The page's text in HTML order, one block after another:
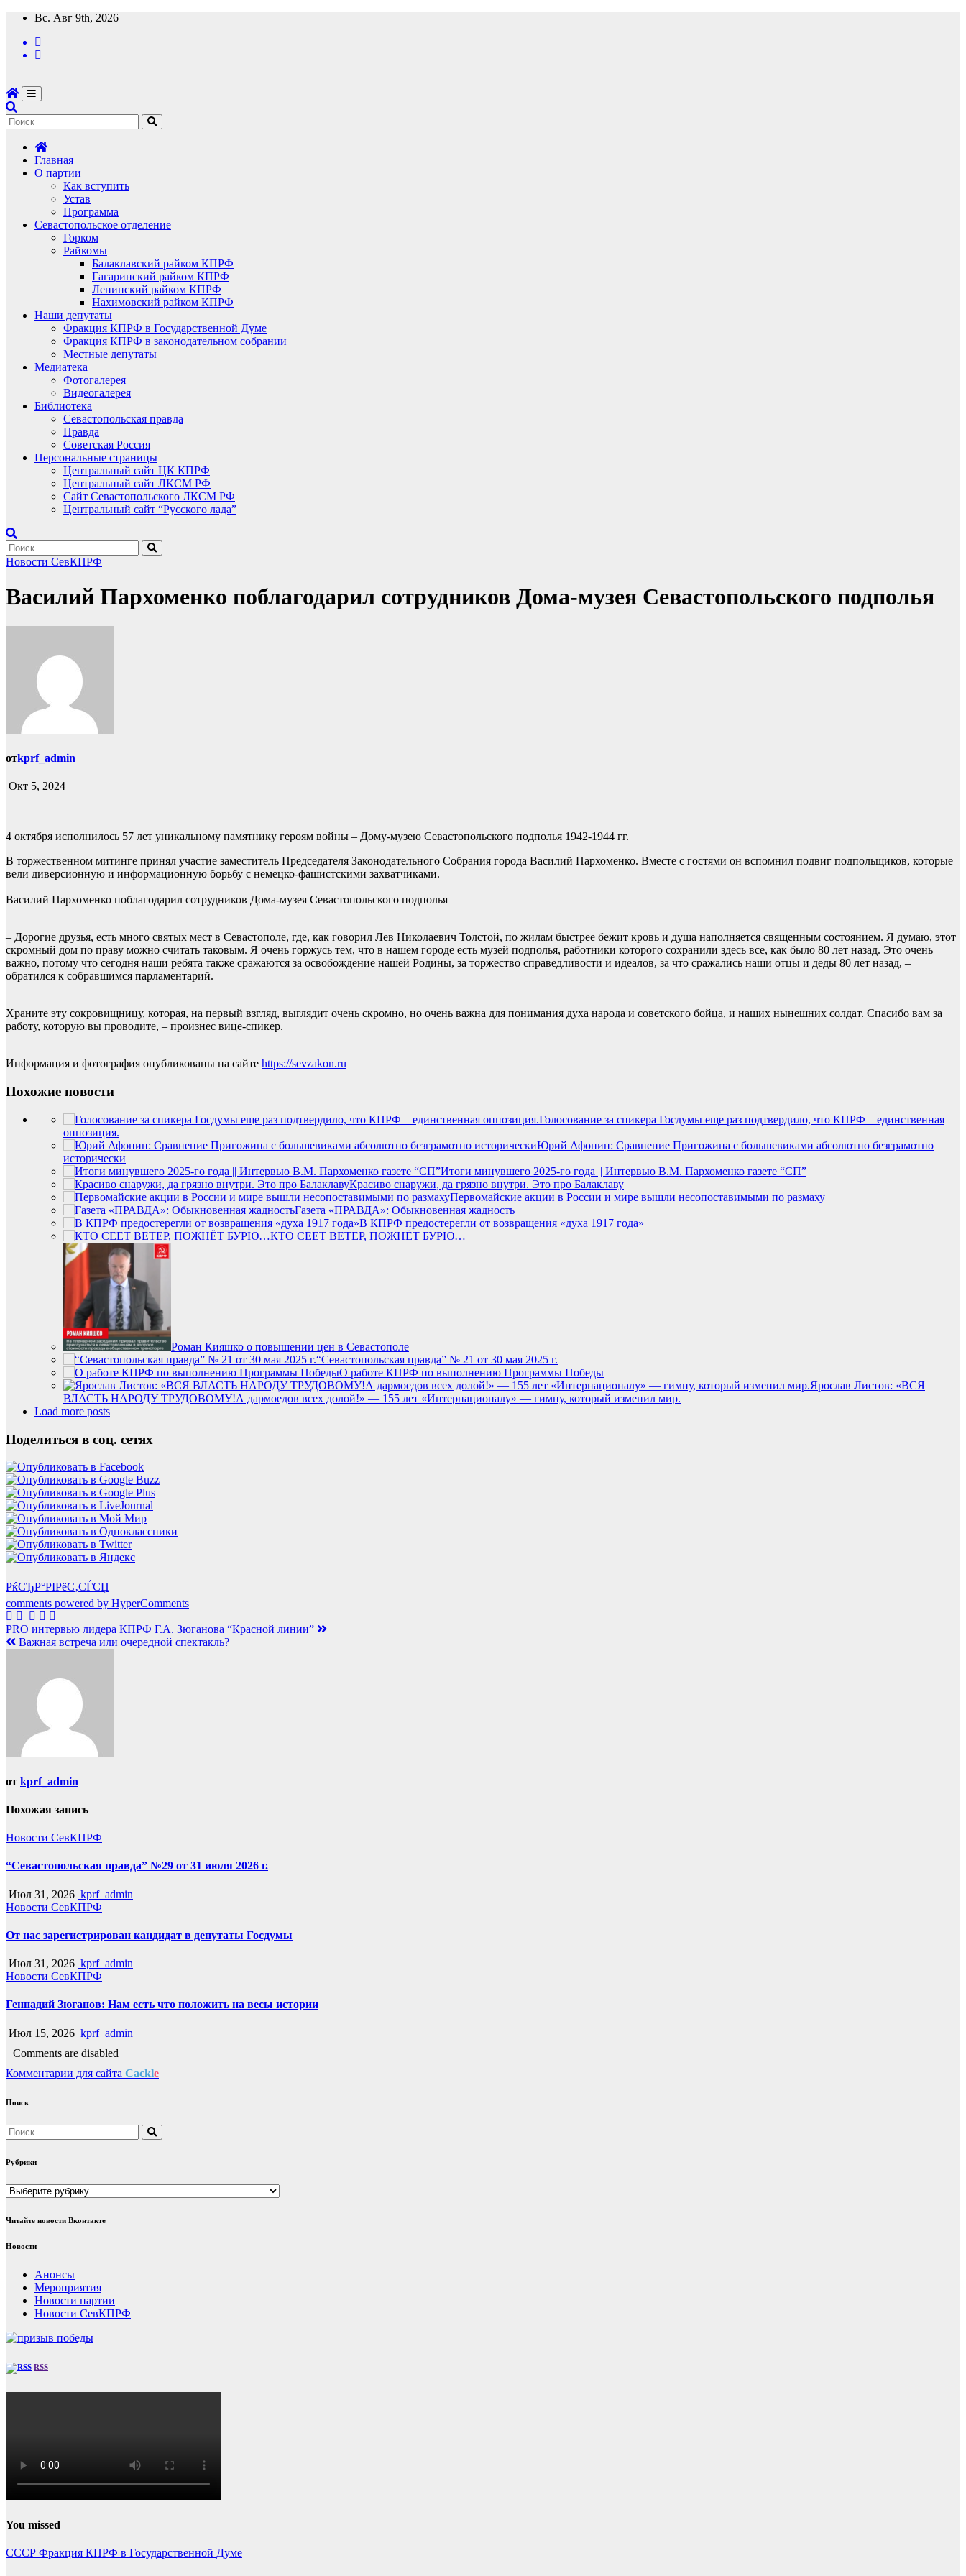
Перейти
содержимому
Вс. Авг 9th, 2026
Главная
О партии
Как вступить
Устав
Программа
Севастопольское отделение
Горком
Райкомы
Балаклавский райком КПРФ
Гагаринский райком КПРФ
Ленинский райком КПРФ
Нахимовский райком КПРФ
Наши депутаты
Фракция КПРФ в Государственной Думе
Фракция КПРФ в законодательном собрании
Местные депутаты
Медиатека
Фотогалерея
Видеогалерея
Библиотека
Севастопольская правда
Правда
Советская Россия
Персональные страницы
Центральный сайт ЦК КПРФ
Центральный сайт ЛКСМ РФ
Сайт Севастопольского ЛКСМ РФ
Центральный сайт “Русского лада”
Новости СевКПРФ
Василий Пархоменко поблагодарил сотрудников Дома-музея Севастопольского подполья
отkprf_admin
Окт 5, 2024
4 октября исполнилось 57 лет уникальному памятнику героям войны – Дому-музею Севастопольского подполья 1942-1944 гг.
В торжественном митинге принял участие заместитель Председателя Законодательного Собрания города Василий Пархоменко. Вместе с гостями он вспомнил подвиг подпольщиков, которые
вели диверсионную и информационную борьбу с немецко-фашистскими захватчиками.
Василий Пархоменко поблагодарил сотрудников Дома-музея Севастопольского подполья
– Дорогие друзья, есть много святых мест в Севастополе, где, как говорил Лев Николаевич Толстой, по жилам быстрее бежит кровь и душа наполняется священным состоянием. Я думаю, этот
скромный дом по праву можно считать таковым. Я очень горжусь тем, что в нашем городе есть музей подполья, работники которого сохранили здесь все, как было 80 лет назад. Это очень
важно, потому что сегодня наши ребята также сражаются за освобождение нашей Родины, за торжество справедливости и идеалов, за что сражались наши отцы и деды 80 лет назад, –
обратился к собравшимся парламентарий.
Храните эту сокровищницу, которая, на первый взгляд, выглядит очень скромно, но очень важна для понимания духа народа и советского бойца, и наших нынешних солдат. Спасибо вам за
работу, которую вы проводите, – произнес вице-спикер.
Информация и фотография опубликованы на сайте https://sevzakon.ru
Похожие новости
Голосование за спикера Госдумы еще раз подтвердило, что КПРФ – единственная
оппозиция.
Юрий Афонин: Сравнение Пригожина с большевиками абсолютно безграмотно
исторически
Итоги минувшего 2025-го года || Интервью В.М. Пархоменко газете “СП”
Красиво снаружи, да грязно внутри. Это про Балаклаву
Первомайские акции в России и мире вышли несопоставимыми по размаху
Газета «ПРАВДА»: Обыкновенная жадность
В КПРФ предостерегли от возвращения «духа 1917 года»
КТО СЕЕТ ВЕТЕР, ПОЖНЁТ БУРЮ…
Роман Кияшко о повышении цен в Севастополе
“Севастопольская правда” № 21 от 30 мая 2025 г.
О работе КПРФ по выполнению Программы Победы
Ярослав Листов: «ВСЯ
ВЛАСТЬ НАРОДУ ТРУДОВОМУ!А дармоедов всех долой!» — 155 лет «Интернационалу» — гимну, который изменил мир.
Load more posts
Поделиться в соц. сетях
РќСЂР°РІРёС‚СЃСЏ
comments powered by HyperComments
Навигация
по
PRO интервью лидера КПРФ Г.А. Зюганова “Красной линии”
Важная встреча или очередной спектакль?
от kprf_admin
Похожая запись
Новости СевКПРФ
“Севастопольская правда” №29 от 31 июля 2026 г.
Июл 31, 2026 kprf_admin
Новости СевКПРФ
От нас зарегистрирован кандидат в депутаты Госдумы
Июл 31, 2026 kprf_admin
Новости СевКПРФ
Геннадий Зюганов: Нам есть что положить на весы истории
Июл 15, 2026 kprf_admin
Comments are disabled
Комментарии для сайта Cackle
Поиск
Рубрики
Рубрики
Читайте новости Вконтакте
Новости
Анонсы
Мероприятия
Новости партии
Новости СевКПРФ
RSS
You missed
СССР Фракция КПРФ в Государственной Думе